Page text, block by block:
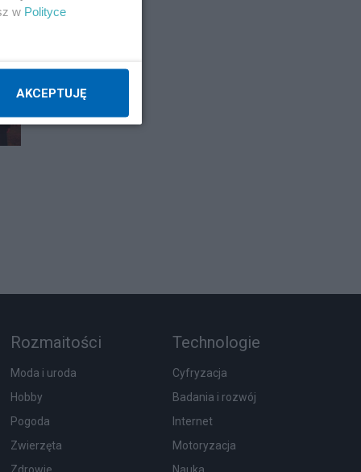
Rozmaitości
Moda i uroda
Hobby
Pogoda
Zwierzęta
Technologie
Cyfryzacja
Badania i rozwój
Internet
Motoryzacja
w Polityce
AKCEPTUJĘ